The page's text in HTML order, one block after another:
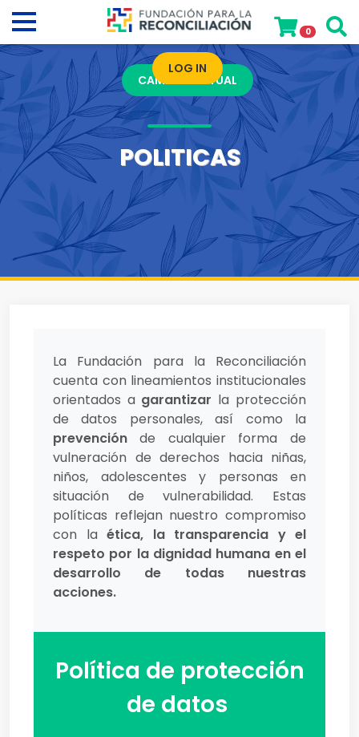
POLITICAS
La Fundación para la Reconciliación
cuenta con lineamientos institucionales
orientados a garantizar la protección
de datos personales, así como la
prevención de cualquier forma de
vulneración de derechos hacia niñas,
niños, adolescentes y personas en
situación de vulnerabilidad. Estas
políticas reflejan nuestro compromiso
con la ética, la transparencia y el
respeto por la dignidad humana en el
desarrollo de todas nuestras
acciones.
Política de protección
de datos
0
CAMPUS VIRTUAL
LOG IN